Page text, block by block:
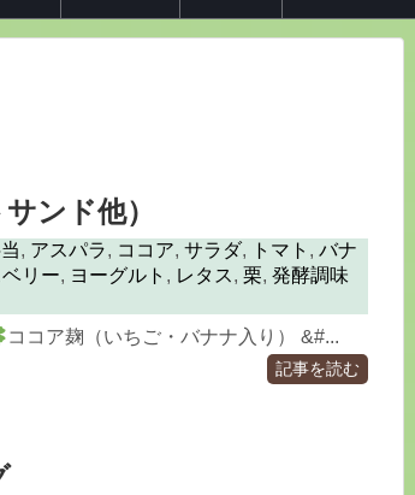
ンド他）
, アスパラ, ココア,サラダ, トマト ,バナ
リー, ヨーグルト , レタス, 栗, 発酵調味
ココア麹（いちご・バナナ入り） &#...
記事を読む